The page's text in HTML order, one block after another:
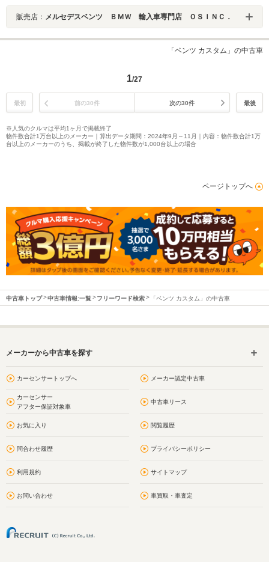
販売店： メルセデスベンツ ＢＭＷ 輸入車専門店 ＯＳＩＮＣ．
「ベンツ カスタム」の中古車
1/27
最初 前の30件 次の30件 最後
※人気のクルマは平均1ヶ月で掲載終了
物件数合計1万台以上のメーカー｜算出データ期間：2024年9月～11月｜内容：物件数合計1万
台以上のメーカーのうち、掲載が終了した物件数が1,000台以上の場合
ページトップへ
中古車トップ 中古車情報:一覧 フリーワード検索 「ベンツ カスタム」の中古車
メーカーから中古車を探す
カーセンサートップへ メーカー認定中古車
カーセンサー
アフター保証対象車
中古車リース
お気に入り 閲覧履歴
問合わせ履歴 プライバシーポリシー
利用規約 サイトマップ
お問い合わせ 車買取・車査定